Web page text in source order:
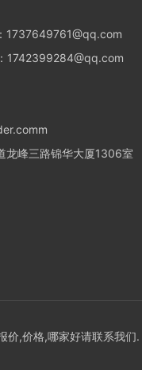
1737649761@qq.com
1742399284@qq.com
龙峰三路锦华大厦1306室
价,价格,哪家好请联系我们.